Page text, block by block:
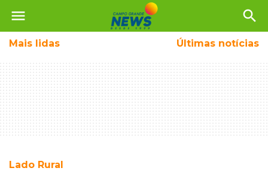
menu search
Mais lidas Últimas notícias
Lado Rural